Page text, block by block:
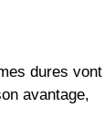
dures vont
avantage,